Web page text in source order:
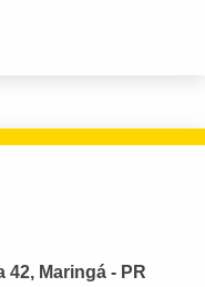
42, Maringá - PR